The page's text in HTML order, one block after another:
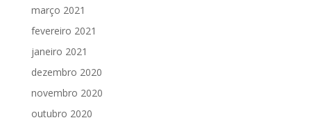
março 2021
fevereiro 2021
janeiro 2021
dezembro 2020
novembro 2020
outubro 2020